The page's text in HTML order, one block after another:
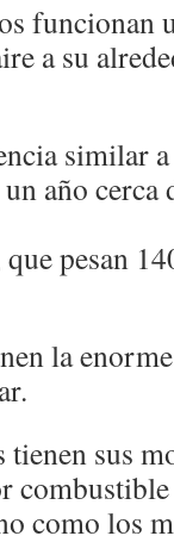
funcionan
a su
similar
año cerca
pesan
la
sus
como los